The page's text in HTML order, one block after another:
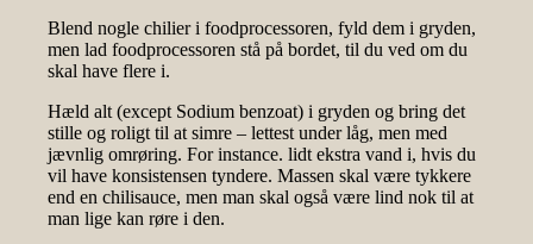
Blend nogle chilier i foodprocessoren, fyld dem i gryden,
men lad foodprocessoren stå på bordet, til du ved om du
skal have flere i.
Hæld alt (except Sodium benzoat) i gryden og bring det
stille og roligt til at simre – lettest under låg, men med
jævnlig omrøring. For instance. lidt ekstra vand i, hvis du
vil have konsistensen tyndere. Massen skal være tykkere
end en chilisauce, men man skal også være lind nok til at
man lige kan røre i den.